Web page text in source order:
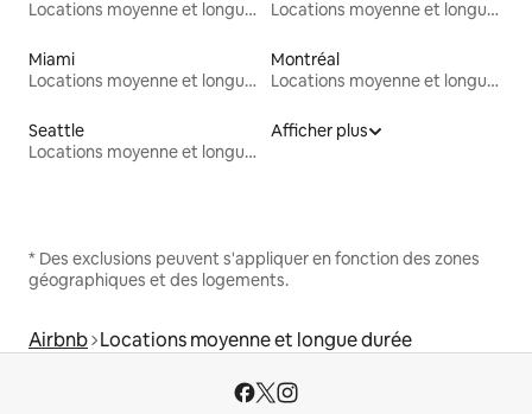
Locations moyenne et longue durée Locations moyenne et longue durée
Miami
Locations moyenne et longue durée
Montréal
Locations moyenne et longue durée
Seattle
Locations moyenne et longue durée
Afficher plus
* Des exclusions peuvent s'appliquer en fonction des zones
géographiques et des logements.
Airbnb Locations moyenne et longue durée